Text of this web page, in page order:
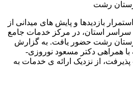
بازدیدها و پایش های میدانی از
استان، در مرکز خدمات جامع
رشت حضور یافت. به گزارش
با همراهی دکتر مسعود نوروزی-
از نزدیک ارائه ی خدمات به